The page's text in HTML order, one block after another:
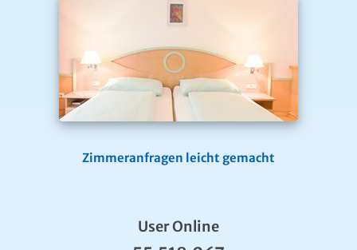
Zimmeranfragen leicht gemacht
User Online